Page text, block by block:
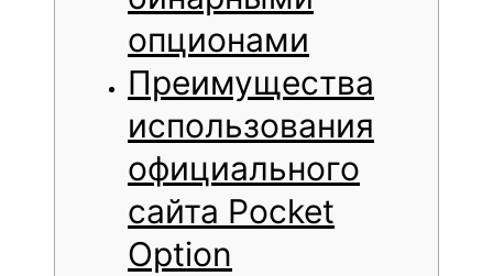
опционами
Преимущества
использования
официального
сайта Pocket
Option